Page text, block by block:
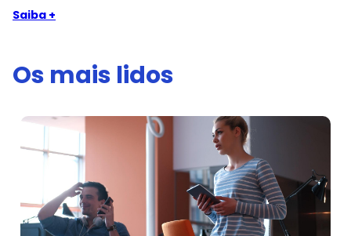
Saiba +
Os mais lidos